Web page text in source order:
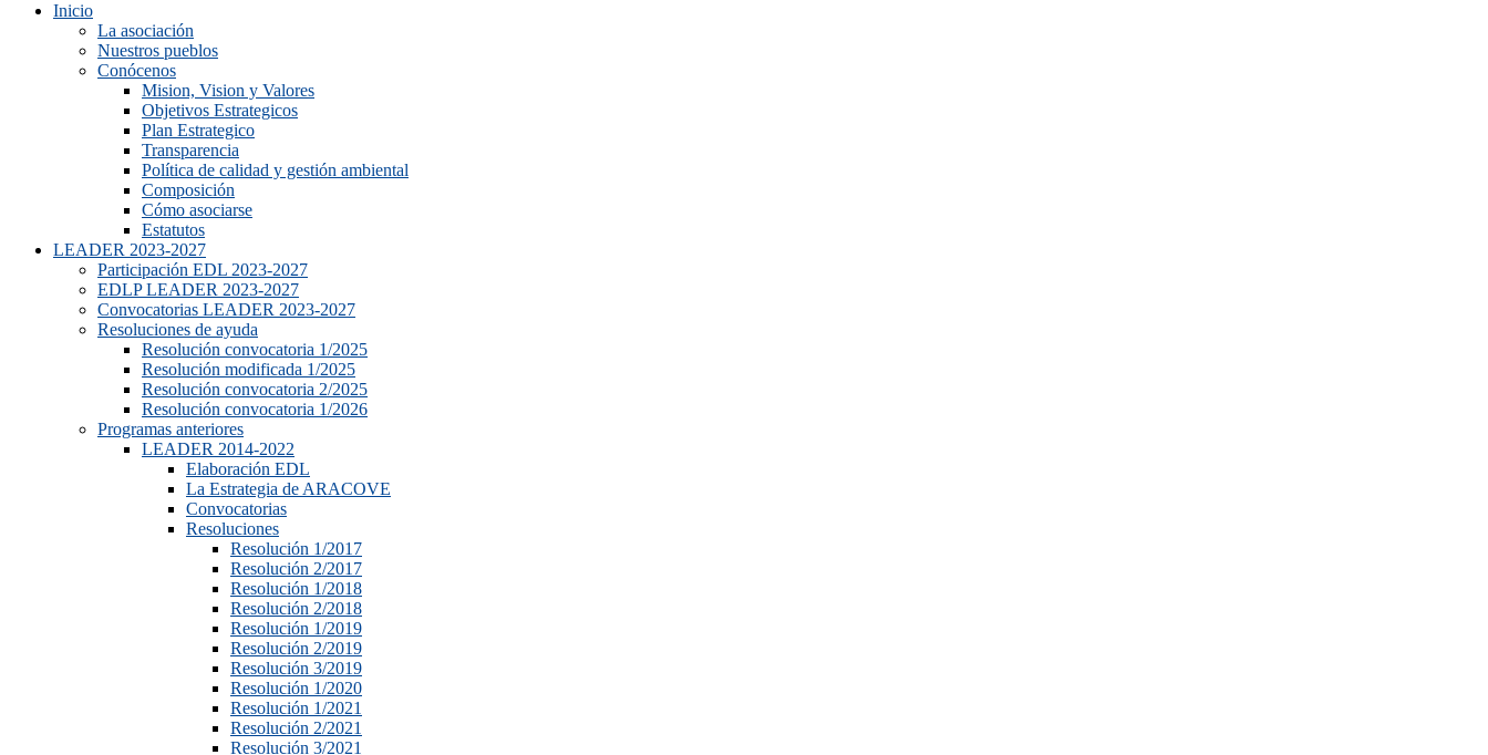
Inicio
La asociación
Nuestros pueblos
Conócenos
Mision, Vision y Valores
Objetivos Estrategicos
Plan Estrategico
Transparencia
Política de calidad y gestión ambiental
Composición
Cómo asociarse
Estatutos
LEADER 2023-2027
Participación EDL 2023-2027
EDLP LEADER 2023-2027
Convocatorias LEADER 2023-2027
Resoluciones de ayuda
Resolución convocatoria 1/2025
Resolución modificada 1/2025
Resolución convocatoria 2/2025
Resolución convocatoria 1/2026
Programas anteriores
LEADER 2014-2022
Elaboración EDL
La Estrategia de ARACOVE
Convocatorias
Resoluciones
Resolución 1/2017
Resolución 2/2017
Resolución 1/2018
Resolución 2/2018
Resolución 1/2019
Resolución 2/2019
Resolución 3/2019
Resolución 1/2020
Resolución 1/2021
Resolución 2/2021
Resolución 3/2021